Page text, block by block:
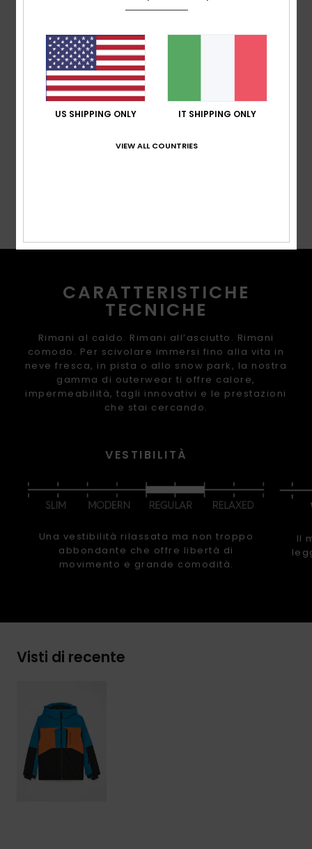
Tasche:tasca sulla manica per lo skipass, tasca sul
petto, 2 tasche scaldamani, tasca interna per
dispositivi multimediali, ampia tasca interna in rete
Ventilazione:
Polsini:ghette polsi elasticizzate integrate
CARATTERISTICHE
TECNICHE
Rimani al caldo. Rimani all’asciutto. Rimani
comodo. Per scivolare immersi fino alla vita in
neve fresca, in pista o allo snow park, la nostra
gamma di outerwear ti offre calore,
impermeabilità, tagli innovativi e le prestazioni
che stai cercando.
VESTIBILITÀ
Una vestibilità rilassata ma non troppo
abbondante che offre libertà di
movimento e grande comodità.
Il
Visti di recente
US SHIPPING ONLY IT SHIPPING ONLY
VIEW ALL COUNTRIES